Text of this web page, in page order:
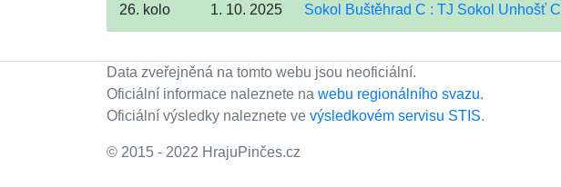
26. kolo 1. 10. 2025 Sokol Buštěhrad C : TJ Sokol Unhošť C
Data zveřejněná na tomto webu jsou neoficiální.
Oficiální informace naleznete na webu regionálního svazu.
Oficiální výsledky naleznete ve výsledkovém servisu STIS.
© 2015 - 2022 HrajuPinčes.cz